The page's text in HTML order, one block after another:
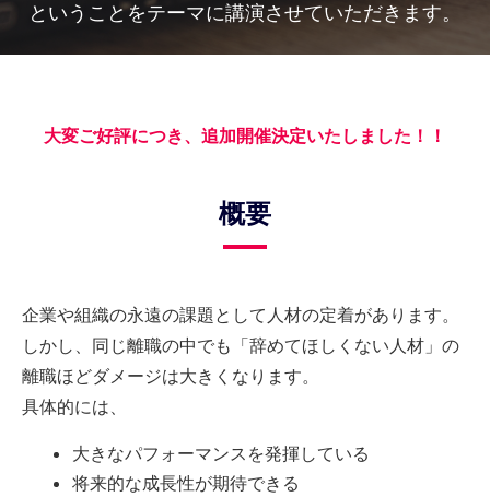
ということをテーマに講演させていただきます。
大変ご好評につき、追加開催決定いたしました！！
概要
企業や組織の永遠の課題として人材の定着があります。
しかし、同じ離職の中でも「辞めてほしくない人材」の
離職ほどダメージは大きくなります。
具体的には、
大きなパフォーマンスを発揮している
将来的な成長性が期待できる